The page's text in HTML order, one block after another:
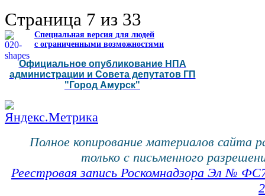
Страница 7 из 33
Специальная версия для людей
с ограниченными возможностями
Официальное опубликование НПА
администрации и Совета депутатов ГП
"Город Амурск"
Полное копирование материалов сайта
только с письменного
Реестровая запись Роскомнадзора Эл №